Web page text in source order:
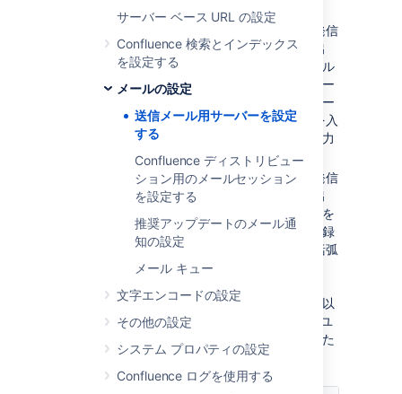
サーバー ベース URL の設定
Confluence 検索とインデックス
を設定する
メールの設定
送信メール用サーバーを設定
する
Confluence ディストリビュー
ション用のメールセッション
を設定する
推奨アップデートのメール通
知の設定
メール キュー
文字エンコードの設定
その他の設定
システム プロパティの設定
Confluence ログを使用する
「SMTP サーバー」です。
：このサーバーから発信
されるメール メッセージの「差出
人」フィールドに表示されるメール
アドレスを入力します。このフィー
ルドの入力は必須です。このフィー
ルドには通常のメール アドレスを入
力する必要があります。変数を入力
することはできません。
差出人名前：このサーバーから発信
されるメール メッセージの「差出
人」フィールドに表示される名前を
入力します。これはユーザーが登録
したメール アドレスの前に（角括弧
で囲んで）表示されるテキストで
このフィールドが受け入れるのは以
下の変数で、該当の Confluence ユ
ーザーのプロファイルで定義された
詳細を参照します。